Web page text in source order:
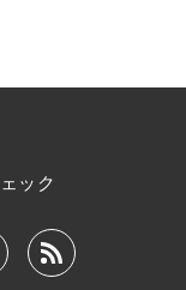
ック